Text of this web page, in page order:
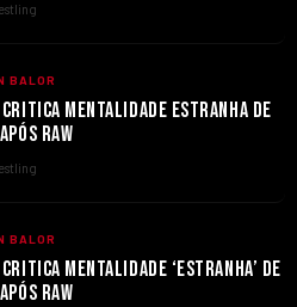
BALOR
MENTALIDADE ESTRANHA DE
RAW
BALOR
MENTALIDADE ‘ESTRANHA’ DE
RAW